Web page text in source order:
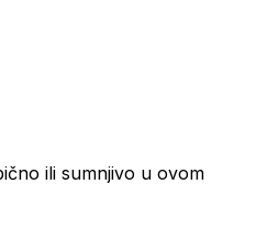
ili sumnjivo u ovom